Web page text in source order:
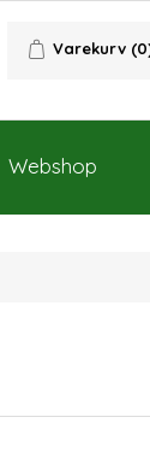
Varekurv
Webshop